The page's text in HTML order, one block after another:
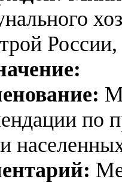
России,
по